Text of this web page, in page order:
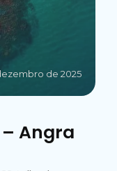
de 2025
Angra